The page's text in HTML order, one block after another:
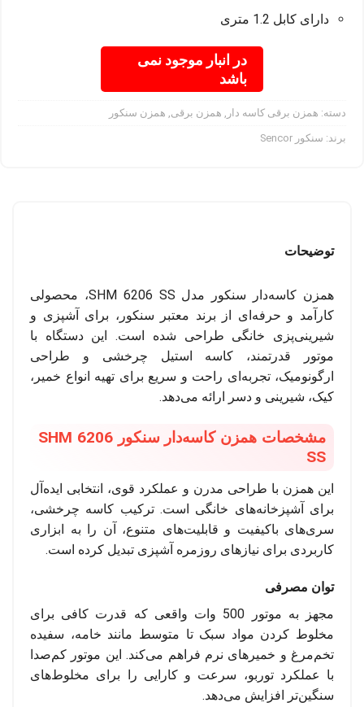
دارای کابل 1.2 متری
در انبار موجود نمی
باشد
دسته: همزن برقی کاسه دار , همزن برقی, همزن سنکور
برند: سنکور Sencor
توضیحات
همزن کاسه‌دار سنکور مدل SHM 6206 SS، محصولی
کارآمد و حرفه‌ای از برند معتبر سنکور، برای آشپزی و
شیرینی‌پزی خانگی طراحی شده است. این دستگاه با
موتور قدرتمند، کاسه استیل چرخشی و طراحی
ارگونومیک، تجربه‌ای راحت و سریع برای تهیه انواع خمیر،
کیک، شیرینی و دسر ارائه می‌دهد.
مشخصات همزن کاسه‌دار سنکور SHM 6206
SS
این همزن با طراحی مدرن و عملکرد قوی، انتخابی ایده‌آل
برای آشپزخانه‌های خانگی است. ترکیب کاسه چرخشی،
سری‌های باکیفیت و قابلیت‌های متنوع، آن را به ابزاری
کاربردی برای نیازهای روزمره آشپزی تبدیل کرده است.
توان مصرفی
مجهز به موتور 500 وات واقعی که قدرت کافی برای
مخلوط کردن مواد سبک تا متوسط مانند خامه، سفیده
تخم‌مرغ و خمیرهای نرم فراهم می‌کند. این موتور کم‌صدا
با عملکرد توربو، سرعت و کارایی را برای مخلوط‌های
سنگین‌تر افزایش می‌دهد.